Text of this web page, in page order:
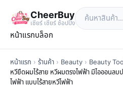
CheerBuy
เซียร์ เซียร์ ช้อปปิ้ง
หน้าแรกบล็อก
หน้าแรก › ร้านค้า › Beauty › Beauty
หวียืดผมไร้สาย หวีผมตรงไฟฟ้า มีไอออนล
ไฟฟ้า แบบไร้สายหวีไฟฟ้า